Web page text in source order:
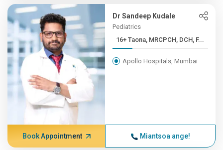
Dr Sandeep Kudale
Pediatrics
16+ Taona, MRCPCH, DCH, F...
Apollo Hospitals, Mumbai
Book Appointment Miantsoa ange!